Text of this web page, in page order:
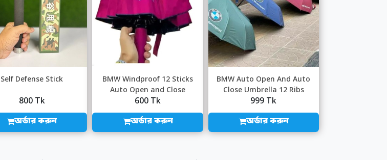
Self Defense Stick
800 Tk
অর্ডার করুন
BMW Windproof 12 Sticks
Auto Open and Close
Umbrella
600 Tk
অর্ডার করুন
BMW Auto Open And Auto
Close Umbrella 12 Ribs
(China)
999 Tk
অর্ডার করুন